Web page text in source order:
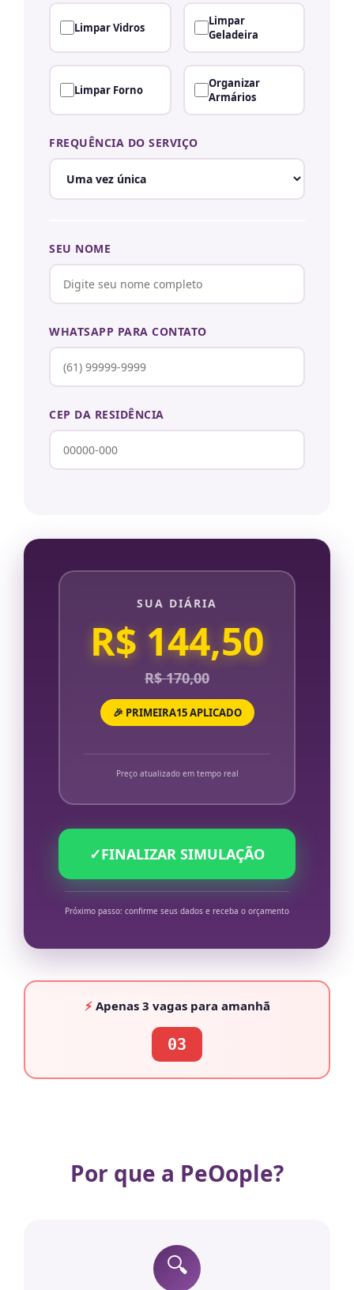
Limpar Vidros
Limpar
Geladeira
Limpar Forno
Organizar
Armários
FREQUÊNCIA DO SERVIÇO
SEU NOME
WHATSAPP PARA CONTATO
CEP DA RESIDÊNCIA
SUA DIÁRIA
R$ 144,50
R$ 170,00
🎉 PRIMEIRA15 APLICADO
Preço atualizado em tempo real
✓FINALIZAR SIMULAÇÃO
Próximo passo: confirme seus dados e receba o orçamento
⚡Apenas 3 vagaspara amanhã
03
Por que a PeOople?
🔍